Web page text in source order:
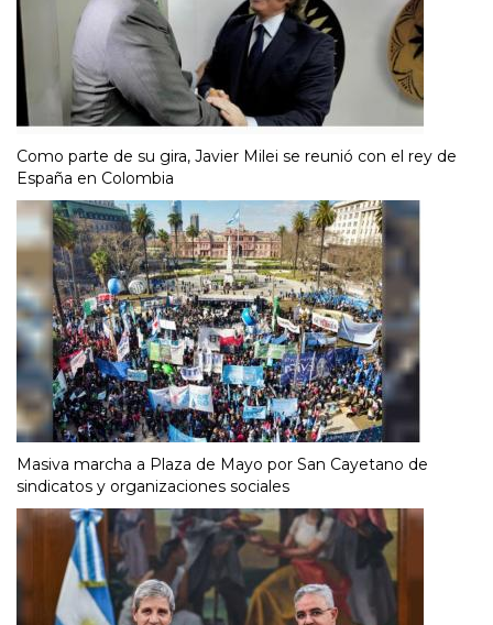
Como parte de su gira, Javier Milei se reunió con el rey de
España en Colombia
Masiva marcha a Plaza de Mayo por San Cayetano de
sindicatos y organizaciones sociales